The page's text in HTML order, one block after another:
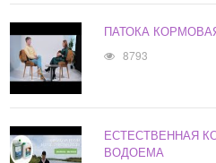
ПАТОКА
8793
ЕСТЕСТВЕННАЯ
ВОДОЕМА